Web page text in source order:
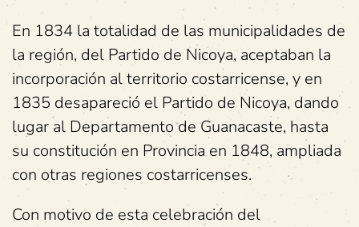
En 1834 la totalidad de las municipalidades de
la región, del Partido de Nicoya, aceptaban la
incorporación al territorio costarricense, y en
1835 desapareció el Partido de Nicoya, dando
lugar al Departamento de Guanacaste, hasta
su constitución en Provincia en 1848, ampliada
con otras regiones costarricenses.
Con motivo de esta celebración del